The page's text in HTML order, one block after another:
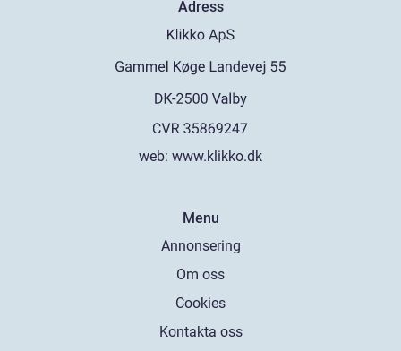
Adress
web: www.klikko.dk
Menu
Annonsering
Om oss
Cookies
Kontakta oss